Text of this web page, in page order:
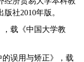
社2010年版。
载《中国大学教
误用与矫正》，载